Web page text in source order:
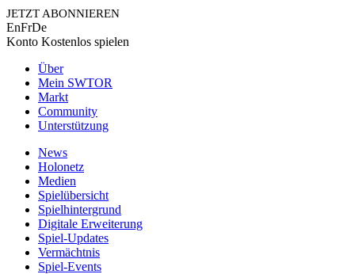
JETZT ABONNIEREN
EnFrDe
Konto Kostenlos spielen
Über
Mein SWTOR
Markt
Community
Unterstützung
News
Holonetz
Medien
Spielübersicht
Spielhintergrund
Digitale Erweiterung
Spiel-Updates
Vermächtnis
Spiel-Events